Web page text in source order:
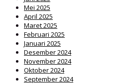
Mei 2025
April 2025
Maret 2025
Februari 2025
Januari 2025
Desember 2024
November 2024
Oktober 2024
September 2024